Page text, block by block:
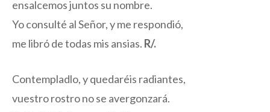
ensalcemos juntos su nombre.
Yo consulté al Señor, y me respondió,
me libró de todas mis ansias. R/.
Contempladlo, y quedaréis radiantes,
vuestro rostro no se avergonzará.